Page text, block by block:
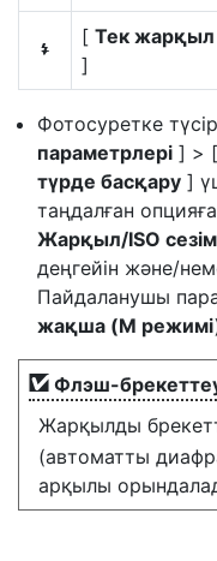
I
[ Тек жарқыл
]
Фотосуретке
параметрлері ] > [
түрде басқару ]
таңдалған
Жарқыл/ISO
деңгейін және/
Пайдаланушы
жақша (M
Флэш-
Жарқылды
(автоматты
арқылы